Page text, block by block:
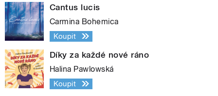
Cantus lucis
Carmina Bohemica
Koupit
Díky za každé nové ráno
Halina Pawlowská
Koupit